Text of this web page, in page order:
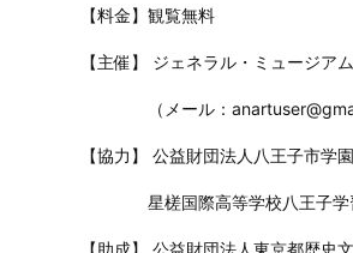
【料金】観覧無料
【主催】 ジェネラル・ミュージア
（メール：
【協力】 公益財団法人八王子市学
星槎国際高等学校八王子学
【助成】 公益財団法人東京都歴史